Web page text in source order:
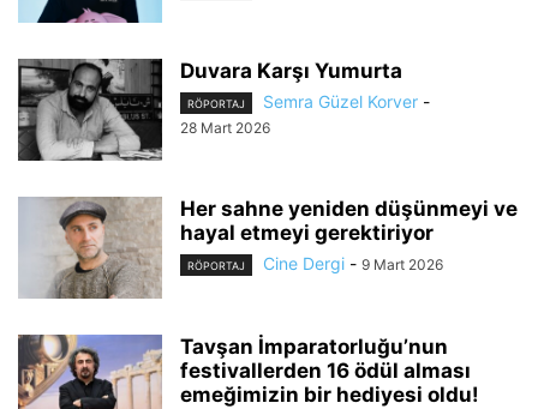
Duvara Karşı Yumurta
RÖPORTAJ Semra Güzel Korver -
28 Mart 2026
Her sahne yeniden düşünmeyi ve
hayal etmeyi gerektiriyor
RÖPORTAJ Cine Dergi - 9 Mart 2026
Tavşan İmparatorluğu’nun
festivallerden 16 ödül alması
emeğimizin bir hediyesi oldu!